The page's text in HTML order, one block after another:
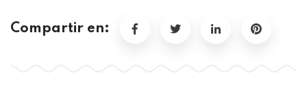
Compartir en: